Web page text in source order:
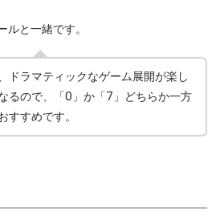
と一緒です。
ドラマティックなゲーム展開が楽し
るので、「0」か「7」どちらか一方
すすめです。